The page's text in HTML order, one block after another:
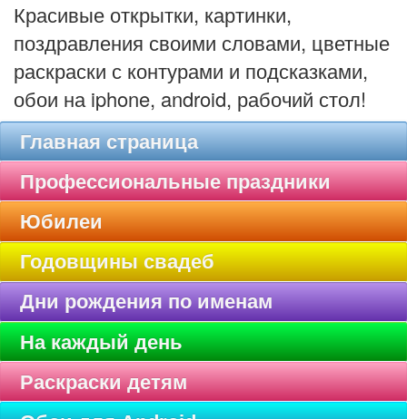
Красивые открытки, картинки,
поздравления своими словами, цветные
раскраски с контурами и подсказками,
обои на iphone, android, рабочий стол!
Главная страница
Профессиональные праздники
Юбилеи
Годовщины свадеб
Дни рождения по именам
На каждый день
Раскраски детям